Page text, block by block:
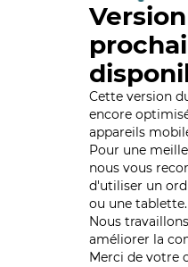
Cette version
encore
appareils
Pour une
nous vous
d'utiliser un
ou une tablette.
Nous
améliorer la
Merci de votre